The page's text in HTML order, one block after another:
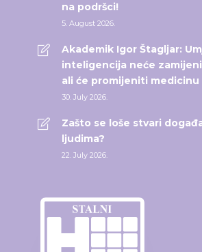
na podršci!
5. August 2026.
Akademik Igor Štagljar:
inteligencija neće
ali će promijeniti medicinu
30. July 2026.
Zašto se loše stvari
ljudima?
22. July 2026.